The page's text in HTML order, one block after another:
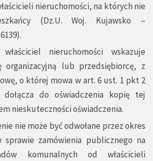
nieruchomości, na których nie
(Dz.U. Woj. Kujawsko –
nieruchomości wskazuje
organizacyjną lub przedsiębiorcę, z
o której mowa w art. 6 ust. 1 pkt 2
do oświadczenia kopię tej
nieskuteczności oświadczenia.
nie może być odwołane przez okres
zamówienia publicznego na
komunalnych od właścicieli